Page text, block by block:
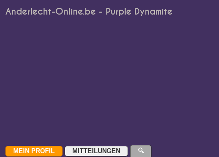
Anderlecht-Online.be - Purple Dynamite